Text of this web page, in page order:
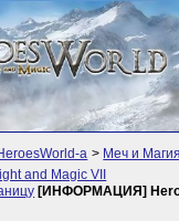
а > Меч и
and Magic VII
[ИНФОРМАЦИЯ]